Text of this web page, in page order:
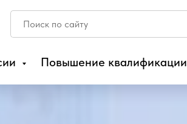
Повышение квалификации